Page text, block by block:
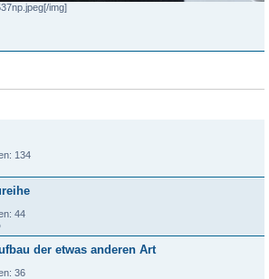
[/img]
134
44
der etwas anderen Art
36